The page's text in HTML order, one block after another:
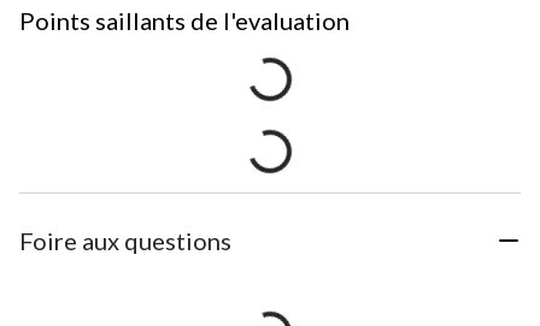
Points saillants de l'evaluation
Foire aux questions